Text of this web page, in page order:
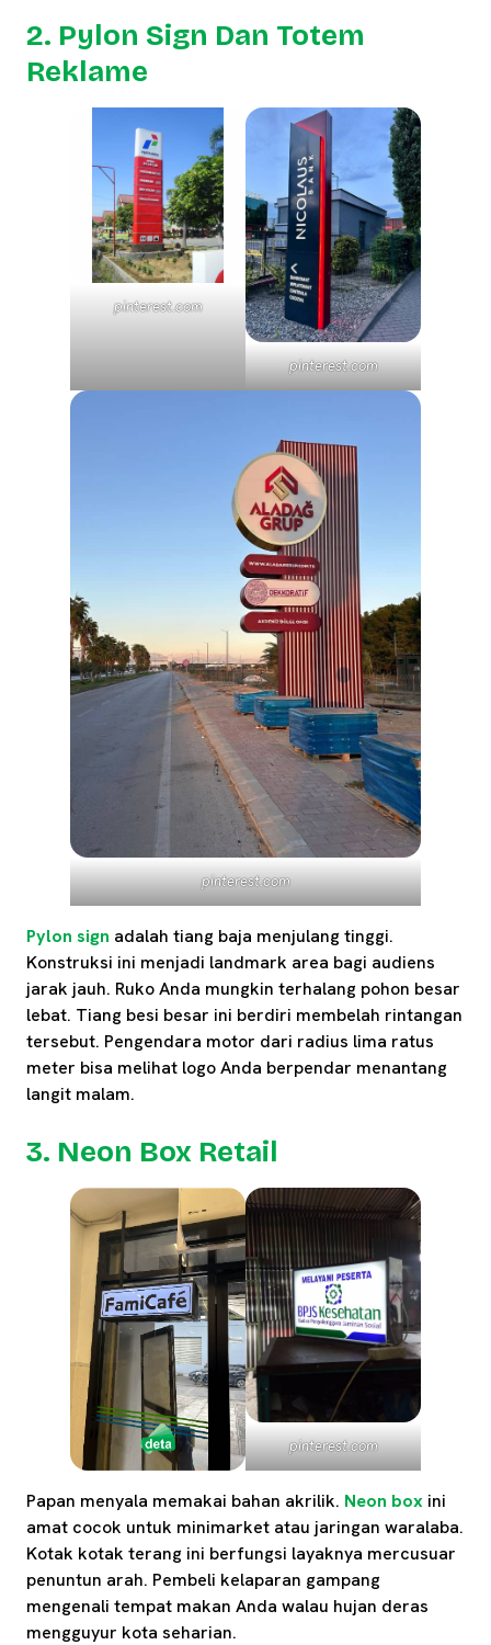
2. Pylon Sign Dan Totem
Reklame
pinterest.com
pinterest.com
pinterest.com
Pylon sign adalah tiang baja menjulang tinggi.
Konstruksi ini menjadi landmark area bagi audiens
jarak jauh. Ruko Anda mungkin terhalang pohon besar
lebat. Tiang besi besar ini berdiri membelah rintangan
tersebut. Pengendara motor dari radius lima ratus
meter bisa melihat logo Anda berpendar menantang
langit malam.
3. Neon Box Retail
pinterest.com
Papan menyala memakai bahan akrilik. Neon box ini
amat cocok untuk minimarket atau jaringan waralaba.
Kotak kotak terang ini berfungsi layaknya mercusuar
penuntun arah. Pembeli kelaparan gampang
mengenali tempat makan Anda walau hujan deras
mengguyur kota seharian.